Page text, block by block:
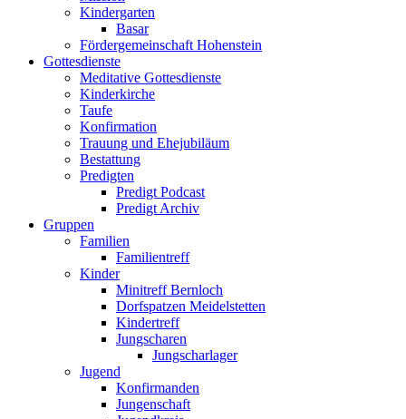
Kindergarten
Basar
Fördergemeinschaft Hohenstein
Gottesdienste
Meditative Gottesdienste
Kinderkirche
Taufe
Konfirmation
Trauung und Ehejubiläum
Bestattung
Predigten
Predigt Podcast
Predigt Archiv
Gruppen
Familien
Familientreff
Kinder
Minitreff Bernloch
Dorfspatzen Meidelstetten
Kindertreff
Jungscharen
Jungscharlager
Jugend
Konfirmanden
Jungenschaft